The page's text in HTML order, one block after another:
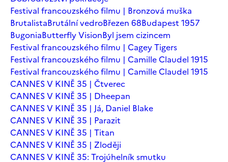
Festival francouzského filmu | Bronzová muška
BrutalistaBrutální vedroBřezen 68Budapest 1957
BugoniaButterfly VisionByl jsem cizincem
Festival francouzského filmu | Cagey Tigers
Festival francouzského filmu | Camille Claudel 1915
Festival francouzského filmu | Camille Claudel 1915
CANNES V KINĚ 35 | Čtverec
CANNES V KINĚ 35 | Dheepan
CANNES V KINĚ 35 | Já, Daniel Blake
CANNES V KINĚ 35 | Parazit
CANNES V KINĚ 35 | Titan
CANNES V KINĚ 35 | Zloději
CANNES V KINĚ 35: Trojúhelník smutku